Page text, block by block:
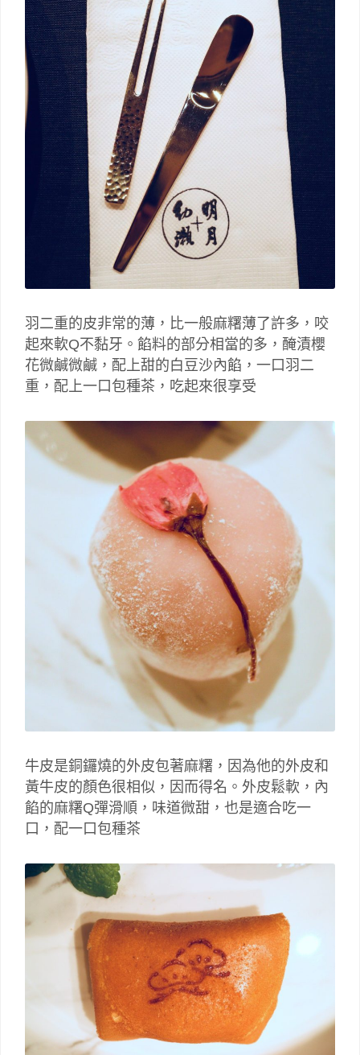
羽二重的皮非常的薄，比一般麻糬薄了許多，咬
起來軟Q不黏牙。餡料的部分相當的多，醃漬櫻
花微鹹微鹹，配上甜的白豆沙內餡，一口羽二
重，配上一口包種茶，吃起來很享受
牛皮是銅鑼燒的外皮包著麻糬，因為他的外皮和
黃牛皮的顏色很相似，因而得名。外皮鬆軟，內
餡的麻糬Q彈滑順，味道微甜，也是適合吃一
口，配一口包種茶